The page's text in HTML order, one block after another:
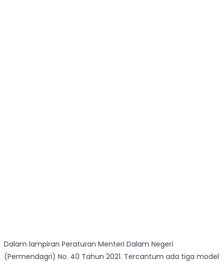
Dalam lampiran Peraturan Menteri Dalam Negeri
(Permendagri) No. 40 Tahun 2021. Tercantum ada tiga model